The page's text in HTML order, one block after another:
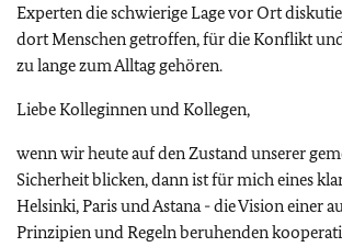
Experten die schwierige Lage vor Ort
dort Menschen getroffen, für die Konflikt
zu lange zum Alltag gehören.
Liebe Kolleginnen und Kollegen,
wenn wir heute auf den Zustand unserer
Sicherheit blicken, dann ist für mich eines
Helsinki, Paris und Astana - die Vision einer
Prinzipien und Regeln beruhenden